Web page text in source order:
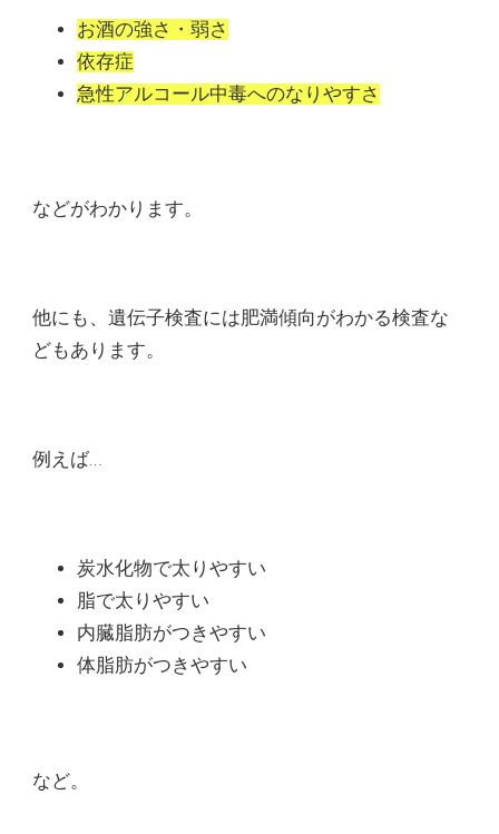
お酒の強さ・ 弱さ
依存症
急性アルコール中毒へのなりやすさ
などがわかります。
他にも、遺伝子検査には肥満傾向がわかる検査な
どもあります。
例えば…
炭水化物で太りやすい
脂で太りやすい
内臓脂肪がつきやすい
体脂肪がつきやすい
など。